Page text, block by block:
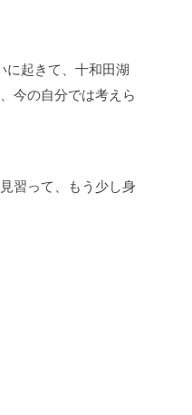
に起きて、十和田湖
今の自分では考えら
習って、もう少し身